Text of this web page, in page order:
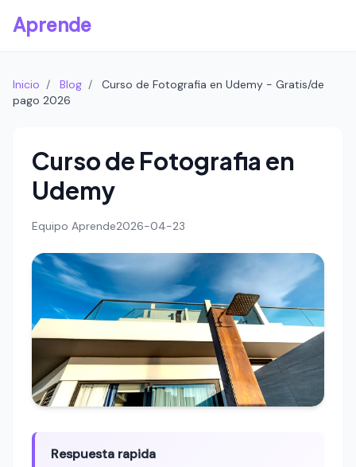
Aprende
Inicio / Blog /
Curso de Fotografia en Udemy - Gratis/de
pago 2026
Curso de Fotografia en
Udemy
Equipo Aprende2026-04-23
Respuesta rapida